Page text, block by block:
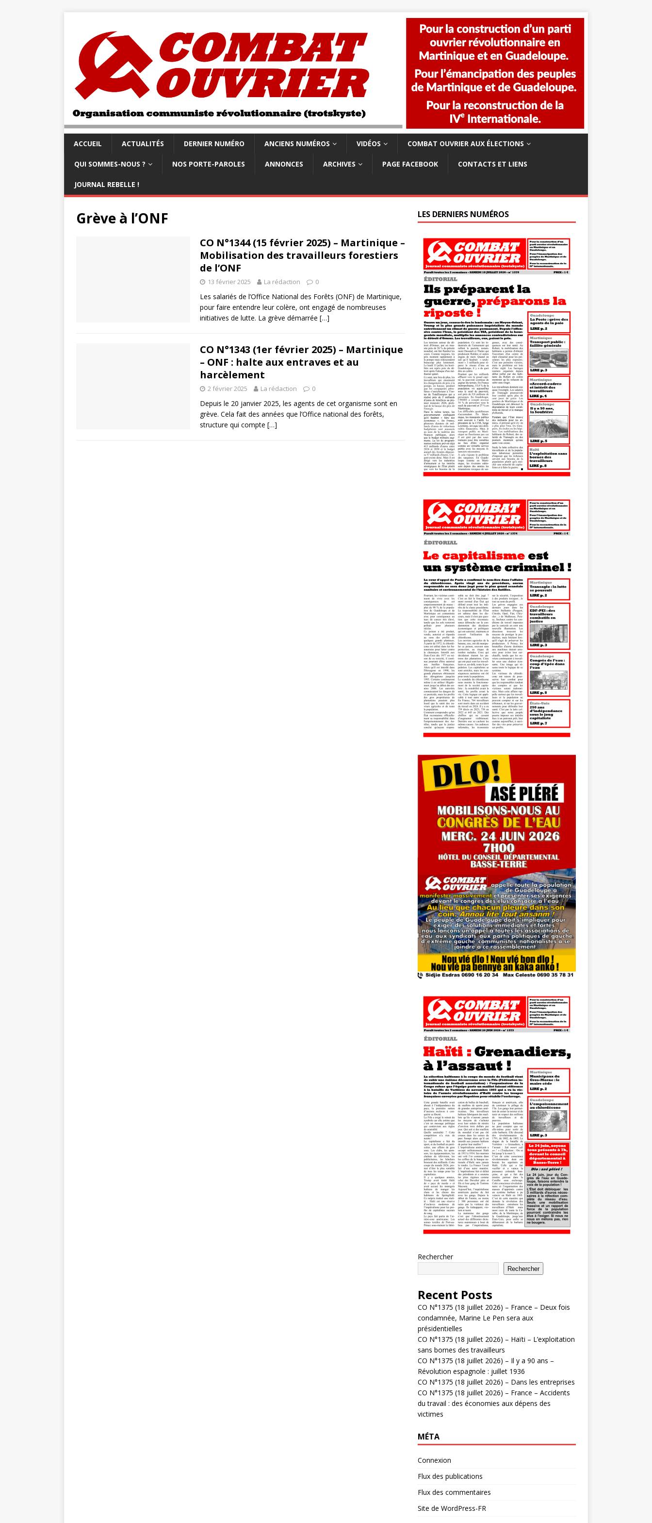
ACCUEIL ACTUALITÉS DERNIER NUMÉRO ANCIENS NUMÉROS VIDÉOS COMBAT OUVRIER AUX ÉLECTIONS
QUI SOMMES-NOUS ? NOS PORTE-PAROLES ANNONCES ARCHIVES PAGE FACEBOOK CONTACTS ET LIENS
JOURNAL REBELLE !
Grève à l’ONF
CO N°1344 (15 février 2025) – Martinique –
Mobilisation des travailleurs forestiers
de l’ONF
13 février 2025 La rédaction 0
Les salariés de l’Office National des Forêts (ONF) de Martinique,
pour faire entendre leur colère, ont engagé de nombreuses
initiatives de lutte. La grève démarrée […]
CO N°1343 (1er février 2025) – Martinique
– ONF : halte aux entraves et au
harcèlement
2 février 2025 La rédaction 0
Depuis le 20 janvier 2025, les agents de cet organisme sont en
grève. Cela fait des années que l’Office national des forêts,
structure qui compte […]
LES DERNIERS NUMÉROS
Rechercher
Rechercher
Recent Posts
CO N°1375 (18 juillet 2026) – France – Deux fois
condamnée, Marine Le Pen sera aux
présidentielles
CO N°1375 (18 juillet 2026) – Haïti – L’exploitation
sans bornes des travailleurs
CO N°1375 (18 juillet 2026) – Il y a 90 ans –
Révolution espagnole : juillet 1936
CO N°1375 (18 juillet 2026) – Dans les entreprises
CO N°1375 (18 juillet 2026) – France – Accidents
du travail : des économies aux dépens des
victimes
MÉTA
Connexion
Flux des publications
Flux des commentaires
Site de WordPress-FR